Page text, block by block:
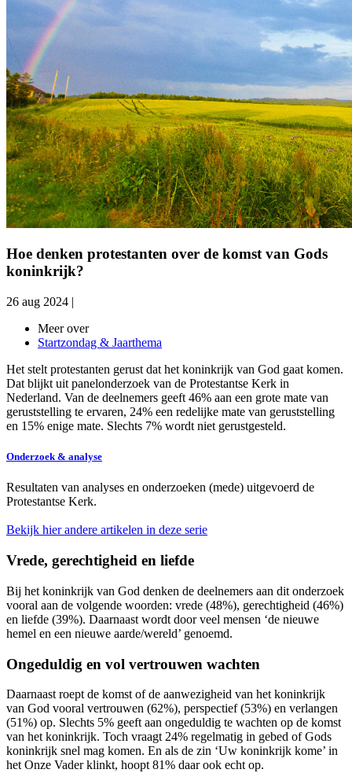
Hoe denken protestanten over de komst van Gods
koninkrijk?
26 aug 2024 |
Meer over
Startzondag & Jaarthema
Het stelt protestanten gerust dat het koninkrijk van God gaat komen.
Dat blijkt uit panelonderzoek van de Protestantse Kerk in
Nederland. Van de deelnemers geeft 46% aan een grote mate van
geruststelling te ervaren, 24% een redelijke mate van geruststelling
en 15% enige mate. Slechts 7% wordt niet gerustgesteld.
Onderzoek & analyse
Resultaten van analyses en onderzoeken (mede) uitgevoerd de
Protestantse Kerk.
Bekijk hier andere artikelen in deze serie
Vrede, gerechtigheid en liefde
Bij het koninkrijk van God denken de deelnemers aan dit onderzoek
vooral aan de volgende woorden: vrede (48%), gerechtigheid (46%)
en liefde (39%). Daarnaast wordt door veel mensen ‘de nieuwe
hemel en een nieuwe aarde/wereld’ genoemd.
Ongeduldig en vol vertrouwen wachten
Daarnaast roept de komst of de aanwezigheid van het koninkrijk
van God vooral vertrouwen (62%), perspectief (53%) en verlangen
(51%) op. Slechts 5% geeft aan ongeduldig te wachten op de komst
van het koninkrijk. Toch vraagt 24% regelmatig in gebed of Gods
koninkrijk snel mag komen. En als de zin ‘Uw koninkrijk kome’ in
het Onze Vader klinkt, hoopt 81% daar ook echt op.